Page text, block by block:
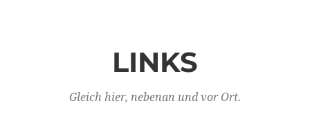
LINKS
Gleich hier, nebenan und vor Ort.